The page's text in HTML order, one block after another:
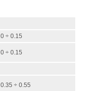
0 ÷ 0.15
0 ÷ 0.15
0.35 ÷ 0.55